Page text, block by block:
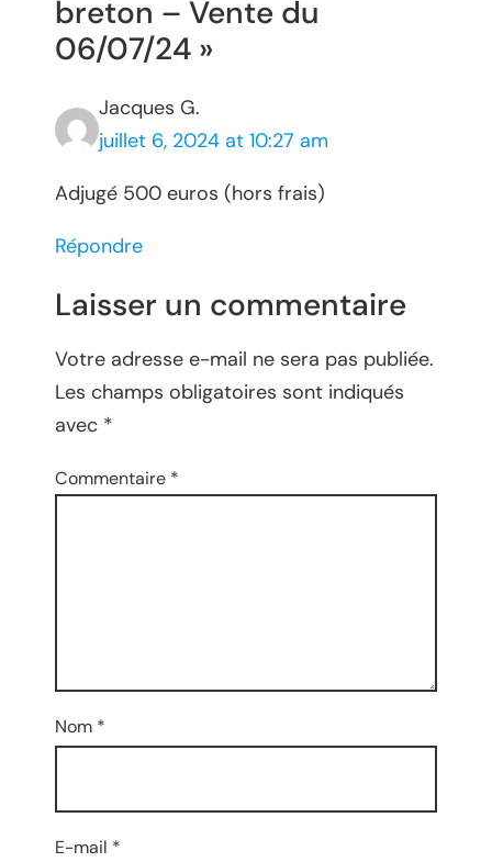
breton – Vente du
06/07/24 »
Jacques G.
juillet 6, 2024 at 10:27 am
Adjugé 500 euros (hors frais)
Répondre
Laisser un commentaire
Votre adresse e-mail ne sera pas publiée.
Les champs obligatoires sont indiqués
avec *
Commentaire *
Nom *
E-mail *